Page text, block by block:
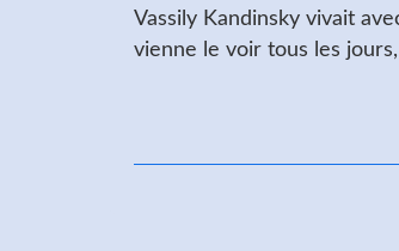
Vassily Kandinsky vivait
vienne le voir tous les